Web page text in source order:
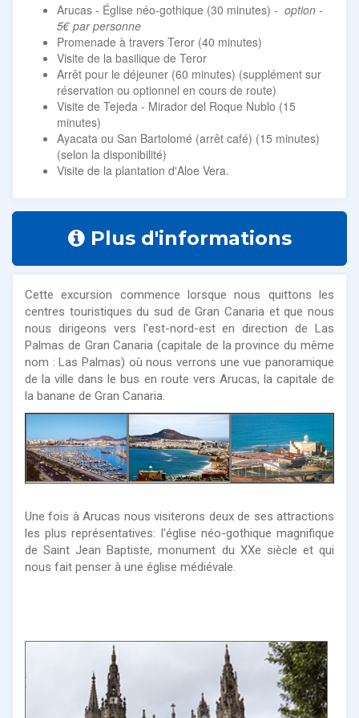
Arucas - Église néo-gothique (30 minutes) - option -
5€ par personne
Promenade à travers Teror (40 minutes)
Visite de la basilique de Teror
Arrêt pour le déjeuner (60 minutes) (supplément sur
réservation ou optionnel en cours de route)
Visite de Tejeda - Mirador del Roque Nublo (15
minutes)
Ayacata ou San Bartolomé (arrêt café) (15 minutes)
(selon la disponibilité)
Visite de la plantation d'Aloe Vera.
Plus d'informations
Cette excursion commence lorsque nous quittons les
centres touristiques du sud de Gran Canaria et que nous
nous dirigeons vers l'est-nord-est en direction de Las
Palmas de Gran Canaria (capitale de la province du même
nom : Las Palmas) où nous verrons une vue panoramique
de la ville dans le bus en route vers Arucas, la capitale de
la banane de Gran Canaria.
Une fois à Arucas nous visiterons deux de ses attractions
les plus représentatives: l'église néo-gothique magnifique
de Saint Jean Baptiste, monument du XXe siècle et qui
nous fait penser à une église médiévale.